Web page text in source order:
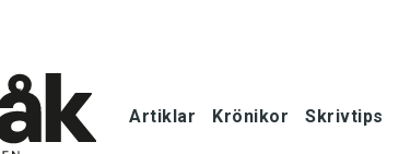
Artiklar Krönikor Skrivtips